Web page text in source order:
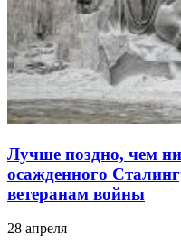
Лучше поздно, чем
осажденного
ветеранам войны
28 апреля